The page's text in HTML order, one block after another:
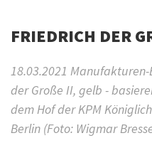
FRIEDRICH DER
18.03.2021
der Große II, gelb -
dem Hof der KPM
Berlin (Foto: Wigmar